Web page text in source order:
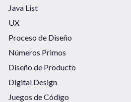
Java List
UX
Proceso de Diseño
Números Primos
Diseño de Producto
Digital Design
Juegos de Código